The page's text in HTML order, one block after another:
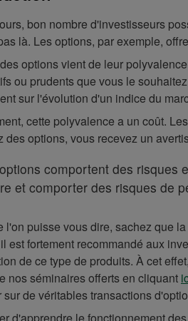
bon nombre d'investisseurs
là. Les options, par exemple,
options vient de leur
ou prudents que vous le
sur l'évolution d'un indice du
cette polyvalence a un coût.
des options, vous recevez un
comportent des risques
et comporter des risques de
l'on puisse vous dire, sachez que
est fortement recommandé aux
de ce type de produits. À cet
nos séminaires offerts en cliquant
sur de véritables transactions